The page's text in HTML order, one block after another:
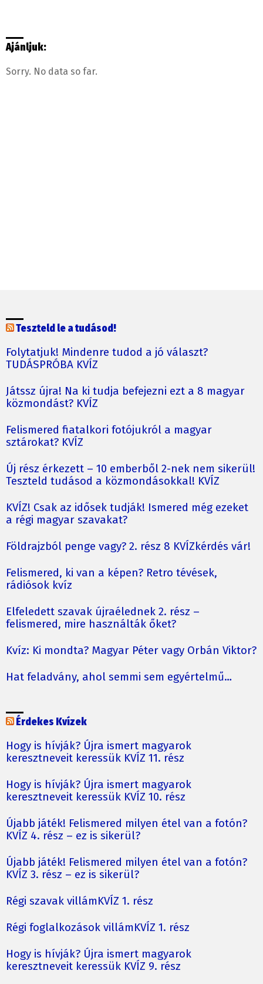
Ajánljuk:
Sorry. No data so far.
Teszteld le a tudásod!
Folytatjuk! Mindenre tudod a jó választ?
TUDÁSPRÓBA KVÍZ
Játssz újra! Na ki tudja befejezni ezt a 8 magyar
közmondást? KVÍZ
Felismered fiatalkori fotójukról a magyar
sztárokat? KVÍZ
Új rész érkezett – 10 emberből 2-nek nem sikerül!
Teszteld tudásod a közmondásokkal! KVÍZ
KVÍZ! Csak az idősek tudják! Ismered még ezeket
a régi magyar szavakat?
Földrajzból penge vagy? 2. rész 8 KVÍZkérdés vár!
Felismered, ki van a képen? Retro tévések,
rádiósok kvíz
Elfeledett szavak újraélednek 2. rész –
felismered, mire használták őket?
Kvíz: Ki mondta? Magyar Péter vagy Orbán Viktor?
Hat feladvány, ahol semmi sem egyértelmű…
Érdekes Kvízek
Hogy is hívják? Újra ismert magyarok
keresztneveit keressük KVÍZ 11. rész
Hogy is hívják? Újra ismert magyarok
keresztneveit keressük KVÍZ 10. rész
Újabb játék! Felismered milyen étel van a fotón?
KVÍZ 4. rész – ez is sikerül?
Újabb játék! Felismered milyen étel van a fotón?
KVÍZ 3. rész – ez is sikerül?
Régi szavak villámKVÍZ 1. rész
Régi foglalkozások villámKVÍZ 1. rész
Hogy is hívják? Újra ismert magyarok
keresztneveit keressük KVÍZ 9. rész